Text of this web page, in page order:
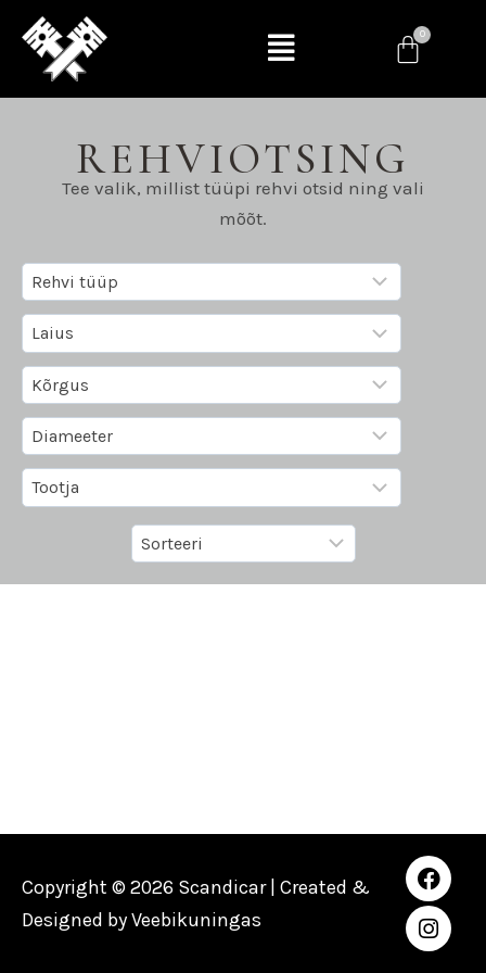
REHVIOTSING
Tee valik, millist tüüpi rehvi otsid ning vali
mõõt.
Copyright © 2026 Scandicar | Created &
Designed byVeebikuningas